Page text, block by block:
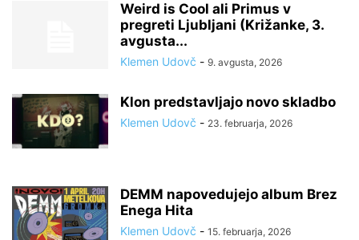
Weird is Cool ali Primus v
pregreti Ljubljani (Križanke, 3.
avgusta...
Klemen Udovč - 9. avgusta, 2026
Klon predstavljajo novo skladbo
Klemen Udovč - 23. februarja, 2026
DEMM napovedujejo album Brez
Enega Hita
Klemen Udovč - 15. februarja, 2026